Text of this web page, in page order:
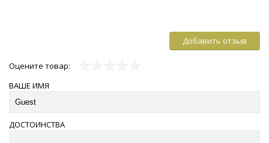
Добавить отзыв
Оцените товар:
ВАШЕ ИМЯ
ДОСТОИНСТВА